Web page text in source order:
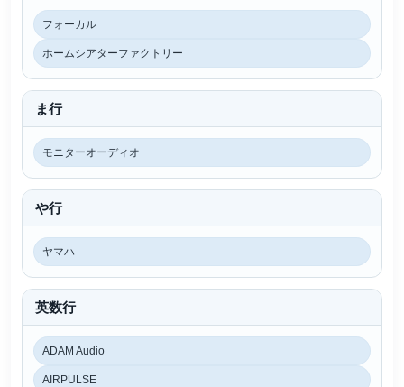
フォーカル
ホームシアターファクトリー
ま行
モニターオーディオ
や行
ヤマハ
英数行
ADAM Audio
AIRPULSE